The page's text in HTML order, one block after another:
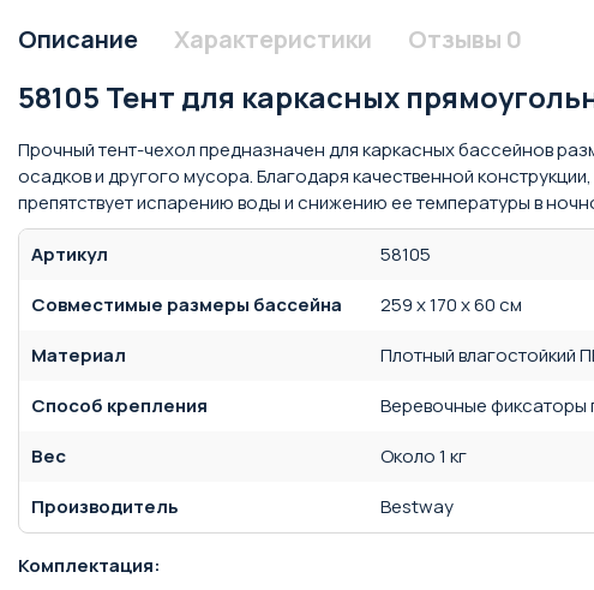
Описание Характеристики Отзывы 0
58105 Тент для каркасных
Прочный тент-чехол предназначен для каркасных бассейнов
осадков и другого мусора. Благодаря качественной
препятствует испарению воды и снижению ее температуры в
Артикул
58105
Совместимые размеры бассейна
259 х 170 х 60 см
Материал
Плотный влагостойкий
Способ крепления
Веревочные фиксаторы
Вес
Около 1 кг
Производитель
Bestway
Комплектация: